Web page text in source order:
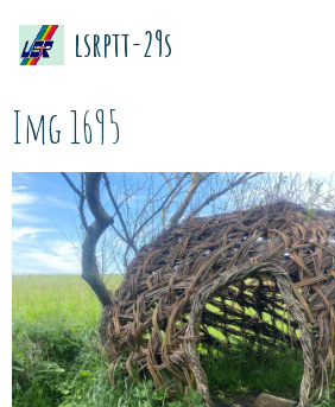
lsrptt-29s
Img 1695